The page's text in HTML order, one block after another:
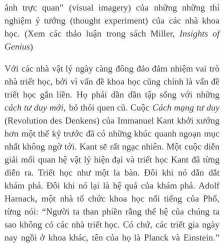
ảnh trực quan” (visual imagery) của những những thí
nghiệm ý tưởng (thought experiment) của các nhà khoa
học. (Xem các thảo luận trong sách Miller, Insights of
Genius)
Với các nhà vật lý ngày càng đông đảo đảm nhiệm vai trò
nhà triết học, bởi vì vấn đề khoa học cũng chính là vấn đề
triết học gắn liền. Họ phải dần dần tập sống với những
cách tư duy mới, bỏ thói quen cũ. Cuộc Cách mạng tư duy
(Revolution des Denkens) của Immanuel Kant khởi xướng
hơn một thế kỷ trước đã có những khúc quanh ngoạn mục
nhất không ngờ tới. Kant sẽ rất ngạc nhiên. Một cuộc diễn
giải mối quan hệ vật lý hiện đại và triết học Kant đã từng
diễn ra. Triết học như một la bàn. Đôi khi nó dẫn dắt
khám phá. Đôi khi nó lại là hệ quả của khám phá. Adolf
Harnack, một nhà tổ chức khoa học nổi tiếng của Phổ,
từng nói: “Người ta than phiền rằng thế hệ của chúng ta
sao không có các nhà triết học. Có chứ, các triết gia ngày
nay ngồi ở khoa khác, tên của họ là Planck và Einstein.”